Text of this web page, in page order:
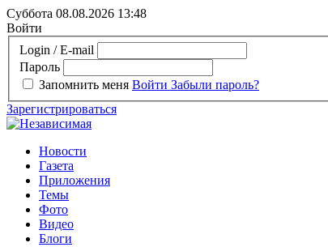
Суббота 08.08.2026 13:48
Войти
Login / E-mail
Пароль
Запомнить меня Войти Забыли пароль?
Зарегистрироваться
Новости
Газета
Приложения
Темы
Фото
Видео
Блоги